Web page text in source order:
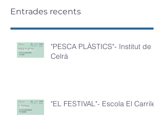
Entrades recents
"PESCA PLÀSTICS"- Institut de
Celrà
"EL FESTIVAL"- Escola El Carrilet